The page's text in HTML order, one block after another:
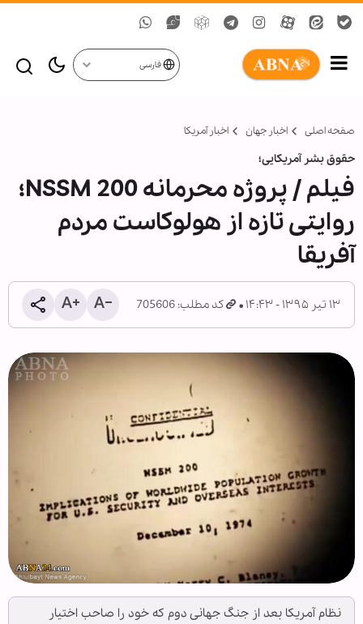
فارسی
صفحه اصلی اخبار جهان اخبار آمریکا
حقوق بشر آمریکایی؛
فیلم / پروژه محرمانه NSSM 200؛
روایتی تازه از هولوکاست مردم
آفریقا
۱۳ تیر ۱۳۹۵ - ۱۴:۴۳ کد مطلب: 705606
نظام آمریکا بعد از جنگ جهانی دوم که خود را صاحب اختیار